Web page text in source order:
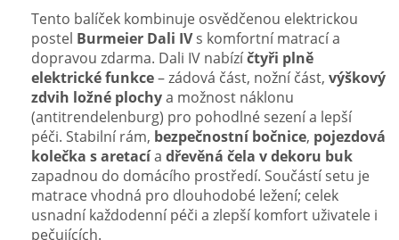
Tento balíček kombinuje osvědčenou elektrickou
postel Burmeier Dali IVs komfortní matrací a
dopravou zdarma. Dali IV nabízíčtyři plně
elektrické funkce– zádová část, nožní část, výškový
zdvih ložné plochya možnost náklonu
(antitrendelenburg) pro pohodlné sezení a lepší
péči. Stabilní rám, bezpečnostní bočnice, pojezdová
kolečka s aretacía dřevěná čela v dekoru buk
zapadnou do domácího prostředí. Součástí setu je
matrace vhodná pro dlouhodobé ležení; celek
usnadní každodenní péči a zlepší komfort uživatele i
pečujících.